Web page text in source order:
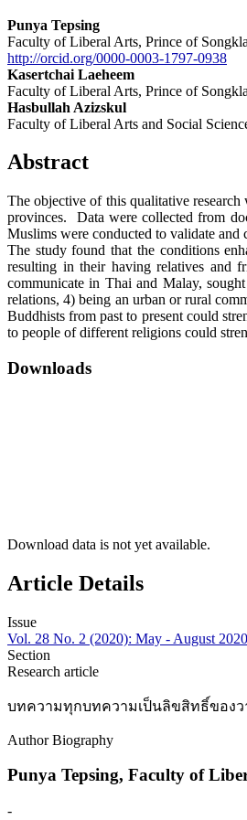
Punya Tepsing
Faculty of Liberal Arts, Prince of
http://orcid.org/0000-0003-1797-0938
Kasertchai Laeheem
Faculty of Liberal Arts, Prince of
Hasbullah Azizskul
Faculty of Liberal Arts and Social
Abstract
The objective of this qualitative
provinces. Data were collected from
Muslims were conducted to validate and
The study found that the conditions
resulting in their having relatives and
communicate in Thai and Malay,
relations, 4) being an urban or rural
Buddhists from past to present could
to people of different religions could
Downloads
Download data is not yet available.
Article Details
Issue
Vol. 28 No. 2 (2020): May - August 2020
Section
Research article
บทความทุกบทความเป็นลิขสิทธิ์ของ
Author Biography
Punya Tepsing, Faculty of
-